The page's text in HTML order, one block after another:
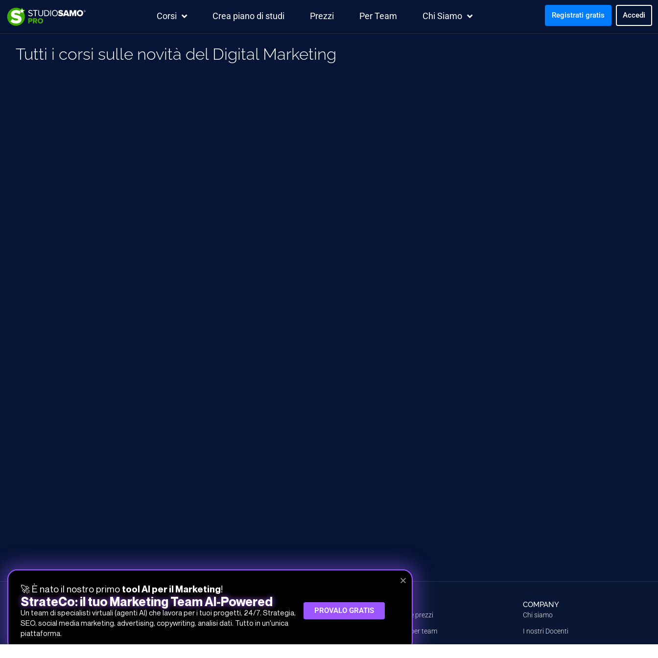
Corsi Crea piano di studi Prezzi Per Team Chi Siamo Registrati gratis Accedi
Tutti i corsi sulle novità del Digital Marketing
051-268-212
info@studiosamo.it
CORSI
Tutti i corsi Piani e prezzi
Piani per team
COMPANY
Chi siamo
I nostri Docenti
🚀 È nato il nostro primo tool AI per il Marketing!
StrateCo: il tuo Marketing Team AI-Powered
Un team di specialisti virtuali (agenti AI) che lavora per i tuoi progetti, 24/7. Strategia,
SEO, social media marketing, advertising, copywriting, analisi dati. Tutto in un'unica
piattaforma.
PROVALO GRATIS